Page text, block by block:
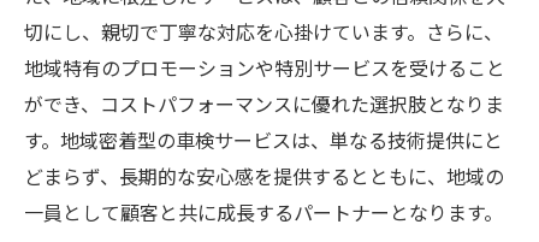
切にし、親切で丁寧な対応を心掛けています。さらに、
地域特有のプロモーションや特別サービスを受けること
ができ、コストパフォーマンスに優れた選択肢となりま
す。地域密着型の車検サービスは、単なる技術提供にと
どまらず、長期的な安心感を提供するとともに、地域の
一員として顧客と共に成長するパートナーとなります。